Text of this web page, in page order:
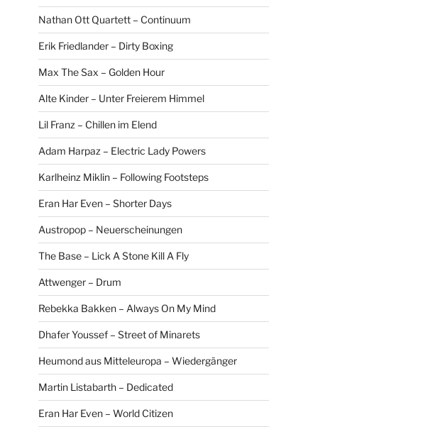
Nathan Ott Quartett – Continuum
Erik Friedlander – Dirty Boxing
Max The Sax – Golden Hour
Alte Kinder – Unter Freierem Himmel
Lil Franz – Chillen im Elend
Adam Harpaz – Electric Lady Powers
Karlheinz Miklin – Following Footsteps
Eran Har Even – Shorter Days
Austropop – Neuerscheinungen
The Base – Lick A Stone Kill A Fly
Attwenger – Drum
Rebekka Bakken – Always On My Mind
Dhafer Youssef – Street of Minarets
Heumond aus Mitteleuropa – Wiedergänger
Martin Listabarth – Dedicated
Eran Har Even – World Citizen